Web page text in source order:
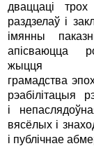
дваццаці
раздзелаў і
імянны
апісваюцца
жыцця
грамадства
рэабілітацыя
і
вясёлых і
і публічнае